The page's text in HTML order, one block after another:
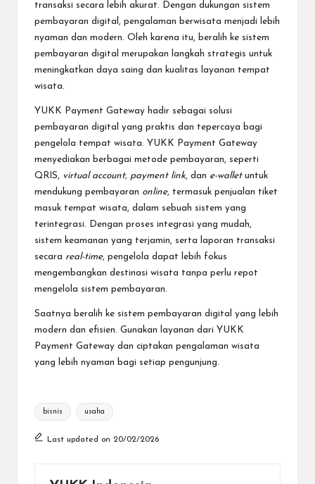
transaksi secara lebih akurat. Dengan dukungan sistem
pembayaran digital, pengalaman berwisata menjadi lebih
nyaman dan modern. Oleh karena itu, beralih ke sistem
pembayaran digital merupakan langkah strategis untuk
meningkatkan daya saing dan kualitas layanan tempat
wisata.
YUKK Payment Gateway hadir sebagai solusi
pembayaran digital yang praktis dan tepercaya bagi
pengelola tempat wisata. YUKK Payment Gateway
menyediakan berbagai metode pembayaran, seperti
QRIS, virtual account, payment link, dan e-walletuntuk
mendukung pembayaran online, termasuk penjualan tiket
masuk tempat wisata, dalam sebuah sistem yang
terintegrasi. Dengan proses integrasi yang mudah,
sistem keamanan yang terjamin, serta laporan transaksi
secara real-time, pengelola dapat lebih fokus
mengembangkan destinasi wisata tanpa perlu repot
mengelola sistem pembayaran.
Saatnya beralih ke sistem pembayaran digital yang lebih
modern dan efisien. Gunakan layanan dari YUKK
Payment Gateway dan ciptakan pengalaman wisata
yang lebih nyaman bagi setiap pengunjung.
Tags:
bisnis usaha
Last updated on 20/02/2026